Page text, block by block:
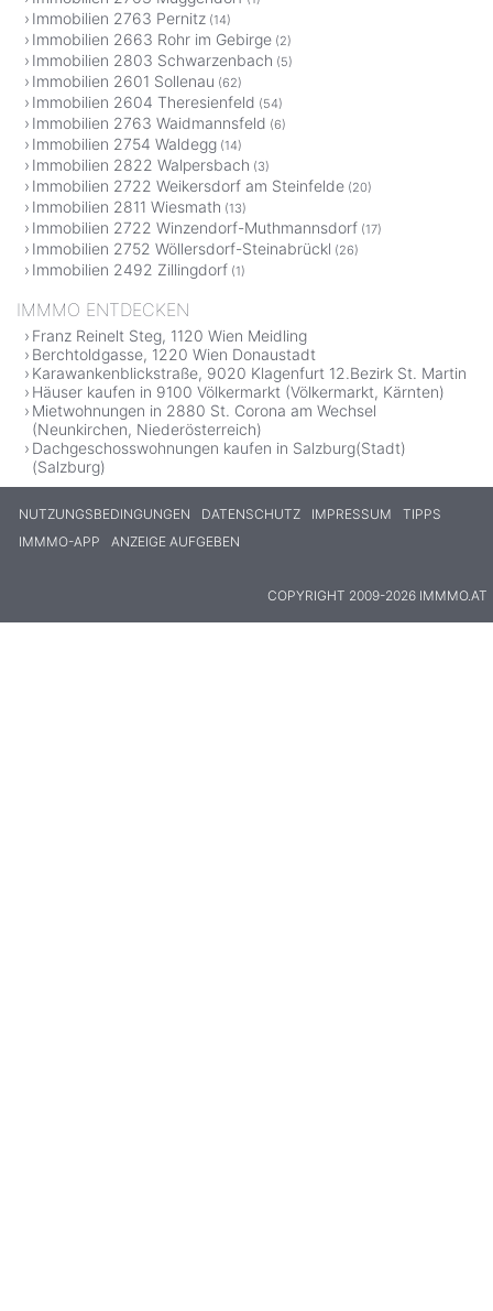
Immobilien 2763 Pernitz (14)
Immobilien 2663 Rohr im Gebirge (2)
Immobilien 2803 Schwarzenbach (5)
Immobilien 2601 Sollenau (62)
Immobilien 2604 Theresienfeld (54)
Immobilien 2763 Waidmannsfeld (6)
Immobilien 2754 Waldegg (14)
Immobilien 2822 Walpersbach (3)
Immobilien 2722 Weikersdorf am Steinfelde (20)
Immobilien 2811 Wiesmath (13)
Immobilien 2722 Winzendorf-Muthmannsdorf (17)
Immobilien 2752 Wöllersdorf-Steinabrückl (26)
Immobilien 2492 Zillingdorf (1)
IMMMO ENTDECKEN
Franz Reinelt Steg, 1120 Wien Meidling
Berchtoldgasse, 1220 Wien Donaustadt
Karawankenblickstraße, 9020 Klagenfurt 12.Bezirk St. Martin
Häuser kaufen in 9100 Völkermarkt (Völkermarkt, Kärnten)
Mietwohnungen in 2880 St. Corona am Wechsel
(Neunkirchen, Niederösterreich)
Dachgeschosswohnungen kaufen in Salzburg(Stadt)
(Salzburg)
NUTZUNGSBEDINGUNGEN DATENSCHUTZ IMPRESSUM
TIPPS
IMMMO-APP
ANZEIGE AUFGEBEN
COPYRIGHT 2009-2026 IMMMO.AT